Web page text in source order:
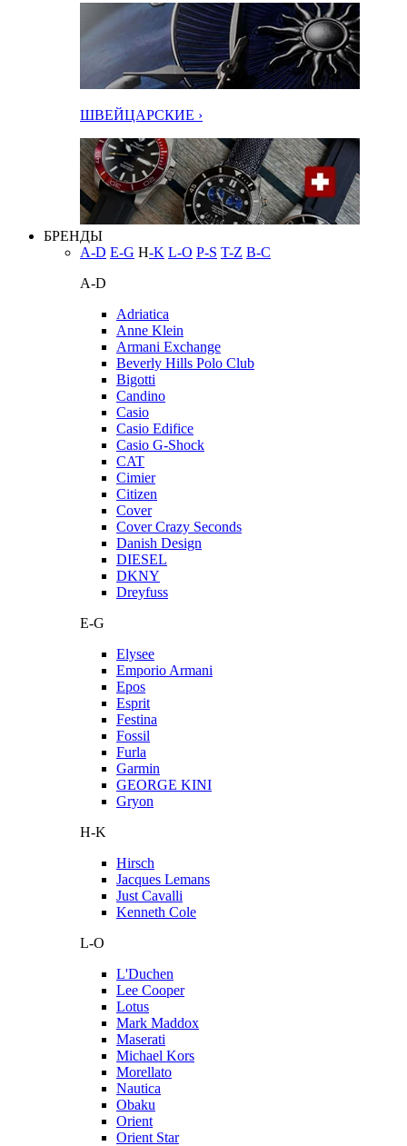
ШВЕЙЦАРСКИЕ ›
БРЕНДЫ
A-D E-G H-K L-O P-S T-Z В-С
A-D
Adriatica
Anne Klein
Armani Exchange
Beverly Hills Polo Club
Bigotti
Candino
Casio
Casio Edifice
Casio G-Shock
CAT
Cimier
Citizen
Cover
Cover Crazy Seconds
Danish Design
DIESEL
DKNY
Dreyfuss
E-G
Elysee
Emporio Armani
Epos
Esprit
Festina
Fossil
Furla
Garmin
GEORGE KINI
Gryon
H-K
Hirsch
Jacques Lemans
Just Cavalli
Kenneth Cole
L-O
L'Duchen
Lee Cooper
Lotus
Mark Maddox
Maserati
Michael Kors
Morellato
Nautica
Obaku
Orient
Orient Star